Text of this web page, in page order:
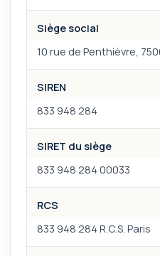
Siège social
10 rue de Penthièvre,
SIREN
833 948 284
SIRET du siège
833 948 284 00033
RCS
833 948 284 R.C.S. Paris